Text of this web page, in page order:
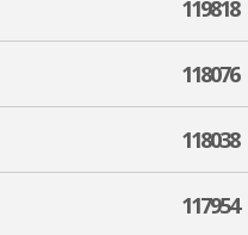
119818
118076
118038
117954